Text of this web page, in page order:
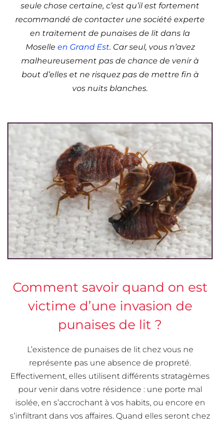
seule chose certaine, c’est qu’il est fortement
recommandé de contacter une société experte
en traitement de punaises de lit dans la
Moselle en Grand Est. Car seul, vous n’avez
malheureusement pas de chance de venir à
bout d’elles et ne risquez pas de mettre fin à
vos nuits blanches.
Comment savoir quand on est
victime d’une invasion de
punaises de lit ?
L’existence de punaises de lit chez vous ne
représente pas une absence de propreté.
Effectivement, elles utilisent différents stratagèmes
pour venir dans votre résidence : une porte mal
isolée, en s’accrochant à vos habits, ou encore en
s’infiltrant dans vos affaires. Quand elles seront chez